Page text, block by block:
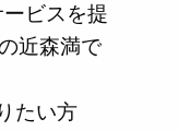
ビスを提
近森満で
たい方